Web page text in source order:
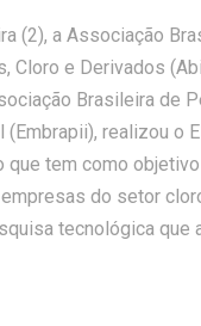
(2), a Associação
Cloro e Derivados
Brasileira de
(Embrapii), realizou o
que tem como
do setor
tecnológica que